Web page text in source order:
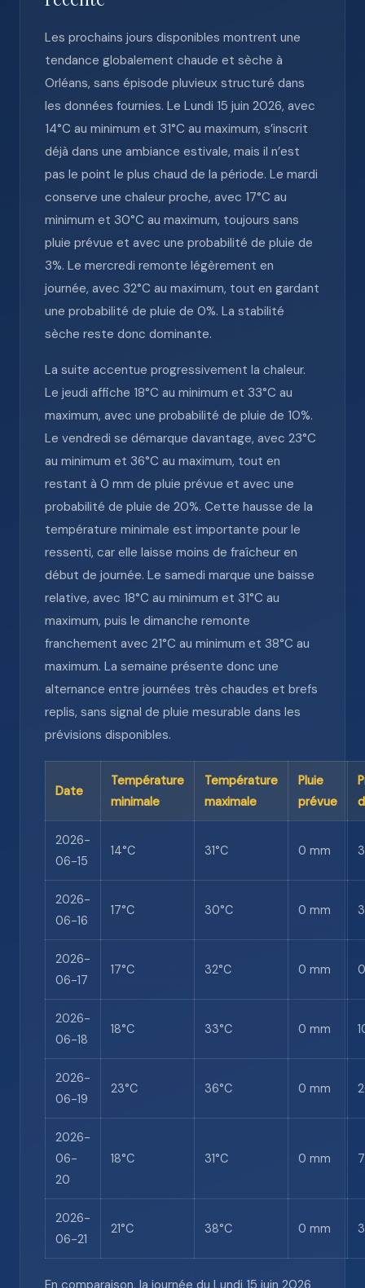
Les prochains jours disponibles montrent une
tendance globalement chaude et sèche à
Orléans, sans épisode pluvieux structuré dans
les données fournies. Le Lundi 15 juin 2026, avec
14°C au minimum et 31°C au maximum, s’inscrit
déjà dans une ambiance estivale, mais il n’est
pas le point le plus chaud de la période. Le mardi
conserve une chaleur proche, avec 17°C au
minimum et 30°C au maximum, toujours sans
pluie prévue et avec une probabilité de pluie de
3%. Le mercredi remonte légèrement en
journée, avec 32°C au maximum, tout en gardant
une probabilité de pluie de 0%. La stabilité
sèche reste donc dominante.
La suite accentue progressivement la chaleur.
Le jeudi affiche 18°C au minimum et 33°C au
maximum, avec une probabilité de pluie de 10%.
Le vendredi se démarque davantage, avec 23°C
au minimum et 36°C au maximum, tout en
restant à 0 mm de pluie prévue et avec une
probabilité de pluie de 20%. Cette hausse de la
température minimale est importante pour le
ressenti, car elle laisse moins de fraîcheur en
début de journée. Le samedi marque une baisse
relative, avec 18°C au minimum et 31°C au
maximum, puis le dimanche remonte
franchement avec 21°C au minimum et 38°C au
maximum. La semaine présente donc une
alternance entre journées très chaudes et brefs
replis, sans signal de pluie mesurable dans les
prévisions disponibles.
Date
Température
minimale
Température
maximale
Pluie
prévue
2026-
06-15
14°C 31°C 0 mm
2026-
06-16
17°C 30°C 0 mm
2026-
06-17
17°C 32°C 0 mm
2026-
06-18
18°C 33°C 0 mm
2026-
06-19
23°C 36°C 0 mm
2026-
06-
20
18°C 31°C 0 mm
2026-
06-21
21°C 38°C 0 mm
En comparaison, la journée du Lundi 15 juin 2026